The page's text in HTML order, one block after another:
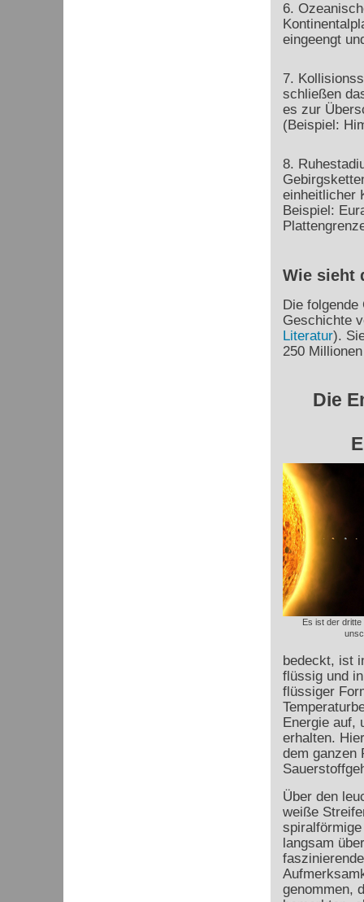
6.
eingeengt
7.
schließen
es zur
(Beispiel:
8.
einheitlicher
Beispiel:
Wie sieht
Die
Geschichte
Literatur).
250
Die
Es ist der
bedeckt, ist
flüssig und
flüssiger
Energie auf,
erhalten.
dem ganzen
Über den
weiße
langsam
genommen,